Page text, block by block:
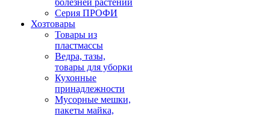
болезней растений
Серия ПРОФИ
Хозтовары
Товары из
пластмассы
Ведра, тазы,
товары для уборки
Кухонные
принадлежности
Мусорные мешки,
пакеты майка,